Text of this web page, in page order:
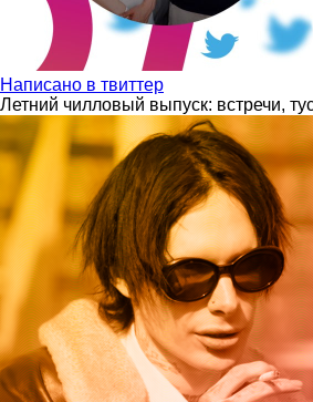
Написано в твиттер
Летний чилловый выпуск: встречи,